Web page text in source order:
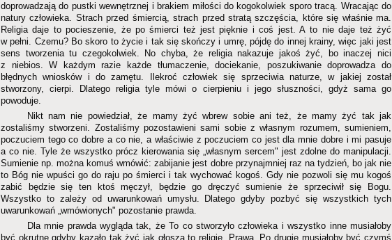
doprowadzają do pustki wewnętrznej i brakiem miłości do kogokolwiek sporo tracą. Wracając do
natury człowieka. Strach przed śmiercią, strach przed stratą szczęścia, które się właśnie ma.
Religia daje to pocieszenie, że po śmierci też jest pięknie i coś jest. A to nie daje też żyć
w pełni. Czemu? Bo skoro to życie i tak się skończy i umrę, pójdę do innej krainy, więc jaki jest
sens tworzenia tu czegokolwiek. No chyba, że religia nakazuje jakoś żyć, bo inaczej nici
z niebios. W każdym razie każde tłumaczenie, dociekanie, poszukiwanie doprowadza do
błędnych wniosków i do zamętu. Ilekroć człowiek się sprzeciwia naturze, w jakiej został
stworzony, cierpi. Dlatego religia tyle mówi o cierpieniu i jego słuszności, gdyż sama go
powoduje.
Nikt nam nie powiedział, że mamy żyć wbrew sobie ani też, że mamy żyć tak jak
zostaliśmy stworzeni. Zostaliśmy pozostawieni sami sobie z własnym rozumem, sumieniem,
poczuciem tego co dobre a co nie, a właściwie z poczuciem co jest dla mnie dobre i mi pasuje
a co nie. Tyle że wszystko prócz kierowania się „własnym sercem" jest zdolne do manipulacji.
Sumienie np. można komuś wmówić: zabijanie jest dobre przynajmniej raz na tydzień, bo jak nie
to Bóg nie wpuści go do raju po śmierci i tak wychować kogoś. Gdy nie pozwoli się mu kogoś
zabić będzie się ten ktoś męczył, będzie go dręczyć sumienie że sprzeciwił się Bogu.
Wszystko to zależy od uwarunkowań umysłu. Dlatego gdyby pozbyć się wszystkich tych
uwarunkowań „wmówionych" pozostanie prawda.
Dla mnie prawda wygląda tak, że To co stworzyło człowieka i wszystko inne musiałoby
być okrutne gdyby kazało tak żyć jak głoszą to religie. Prawa. Po drugie musiałoby być czymś